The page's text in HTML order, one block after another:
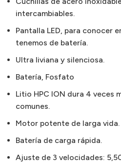
intercambiables.
Pantalla LED, para conocer
tenemos de batería.
Ultra liviana y silenciosa.
Batería, Fosfato
Litio HPC ION dura 4 veces
comunes.
Motor potente de larga vida.
Batería de carga rápida.
Ajuste de 3 velocidades: